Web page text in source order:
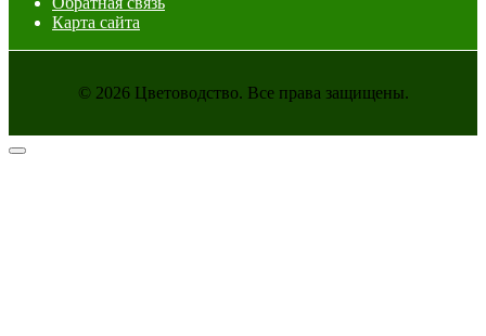
Карта сайта
© 2026 Цветоводство. Все права защищены.